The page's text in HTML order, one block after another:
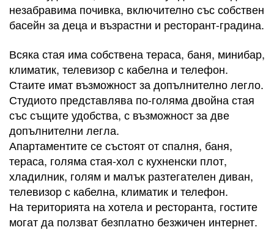
незабравима почивка, включително със собствен
басейн за деца и възрастни и ресторант-градина.
Всяка стая има собствена тераса, баня, минибар,
климатик, телевизор с кабелна и телефон.
Стаите имат възможност за допълнително легло.
Студиото представлява по-голяма двойна стая
със същите удобства, с възможност за две
допълнителни легла.
Апартаментите се състоят от спалня, баня,
тераса, голяма стая-хол с кухненски плот,
хладилник, голям и малък разтегателен диван,
телевизор с кабелна, климатик и телефон.
На територията на хотела и ресторанта, гостите
могат да ползват безплатно безжичен интернет.